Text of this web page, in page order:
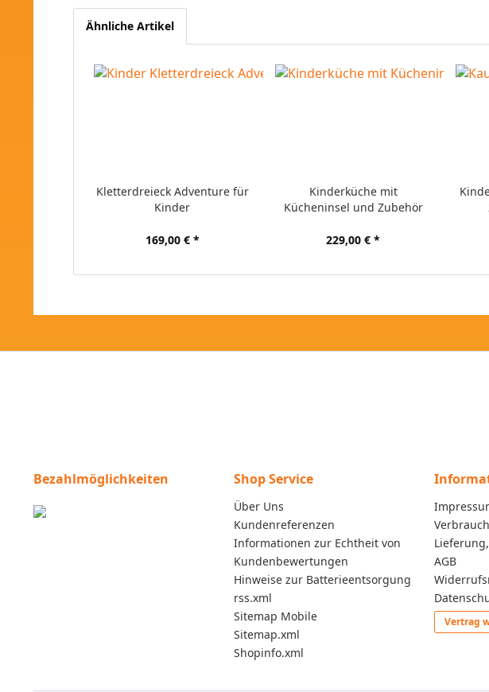
Ähnliche Artikel
Kletterdreieck Adventure für
Kinder
169,00 € *
Kinderküche mit
Kücheninsel und Zubehör
229,00 € *
Bezahlmöglichkeiten Shop Service
Über Uns
Kundenreferenzen
Informationen zur Echtheit von
Kundenbewertungen
Hinweise zur Batterieentsorgung
rss.xml
Sitemap Mobile
Sitemap.xml
Shopinfo.xml
AGB
Vertrag